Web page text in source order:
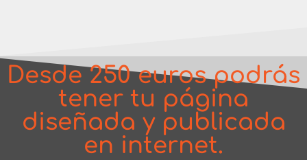
Desde 250 euros podrás
tener tu página
diseñada y publicada
en internet.